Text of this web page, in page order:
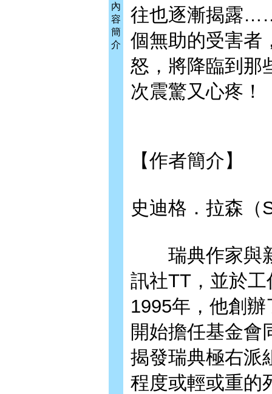
內
容
簡
介
往也逐漸揭露
個無助的受害
怒，將降臨到那
次震驚又心疼！
【作者簡介】
史迪格．拉森（
瑞典作家與新
訊社TT，並於
1995年，他創
開始擔任基金會
揭發瑞典極右派
程度或輕或重的